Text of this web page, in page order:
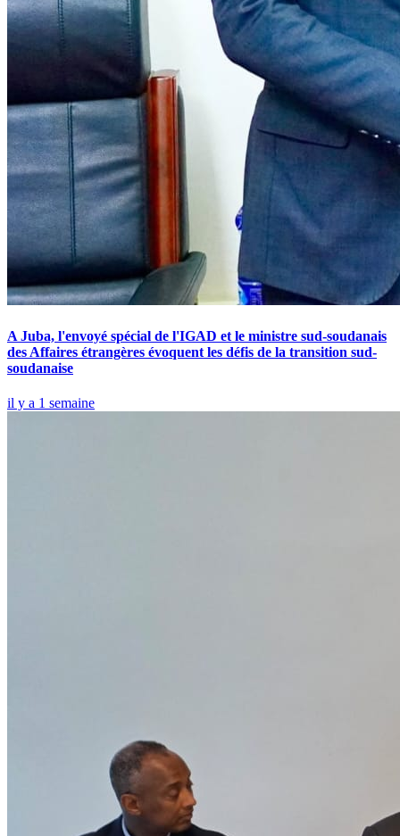
A Juba, l'envoyé spécial de l'IGAD et le ministre sud-soudanais
des Affaires étrangères évoquent les défis de la transition sud-
soudanaise
il y a 1 semaine